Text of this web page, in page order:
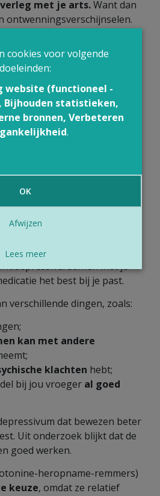
met je arts.Want dan
ontwenningsverschijnselen.
op de medicatie? Dan kan
nodig zijn. Dat is
depressies. Een
kan voor meerdere jaren
van je leven.
nemen?
je arts
tegendepressieinneemt. Soms
worden met medicatie
je zwanger? Start dan zeker
met medicatie.
Samen met je
het best bij je past.
verschillende dingen, zoals:
kan met andere
klachten hebt;
bij jou vroeger al goed
dat bewezen beter
Uit onderzoek blijkt dat de
goed werken.
heropname-remmers)
keuze, omdat ze relatief
cookies voor volgende
doeleinden:
website (functioneel -
Bijhouden statistieken,
bronnen, Verbeteren
.
OK
Afwijzen
Lees meer